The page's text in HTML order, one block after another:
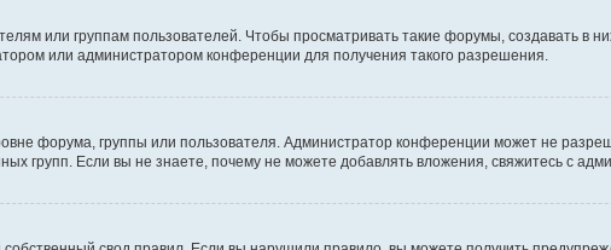
или группам пользователей. Чтобы просматривать такие форумы, создавать в
или администратором конференции для получения такого разрешения.
форума, группы или пользователя. Администратор конференции может не
групп. Если вы не знаете, почему не можете добавлять вложения, свяжитесь с